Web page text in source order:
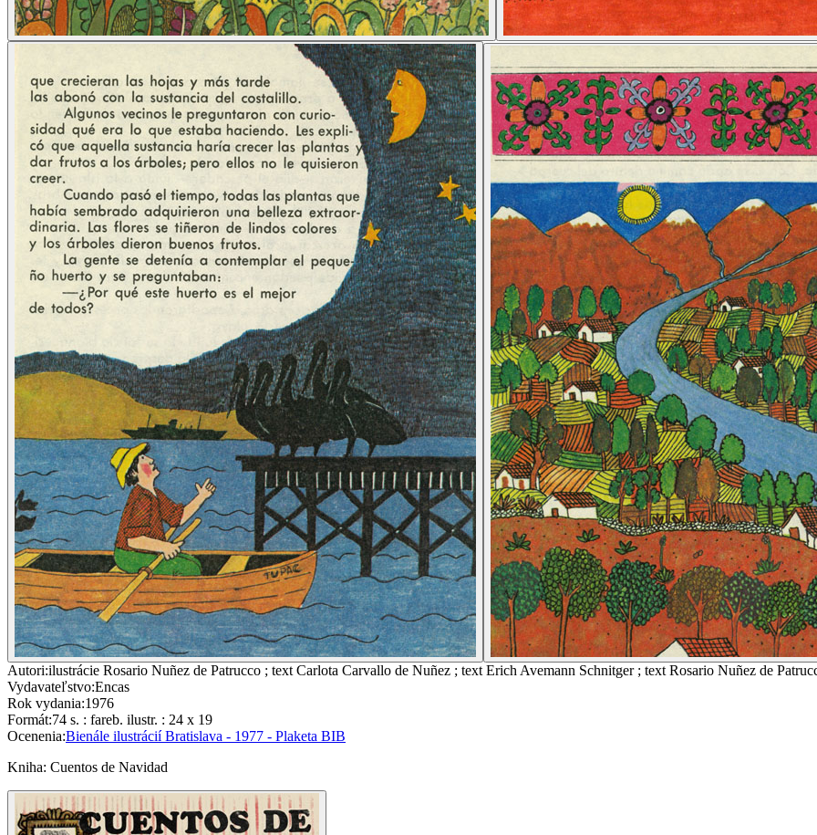
Autori:ilustrácie Rosario Nuñez de Patrucco ; text Carlota Carvallo de Nuñez ; text Erich Avemann Schnitger ; text Rosario Nuñez de
Vydavateľstvo:Encas
Rok vydania:1976
Formát:74 s. : fareb. ilustr. : 24 x 19
Ocenenia:Bienále ilustrácií Bratislava - 1977 - Plaketa BIB
Kniha: Cuentos de Navidad